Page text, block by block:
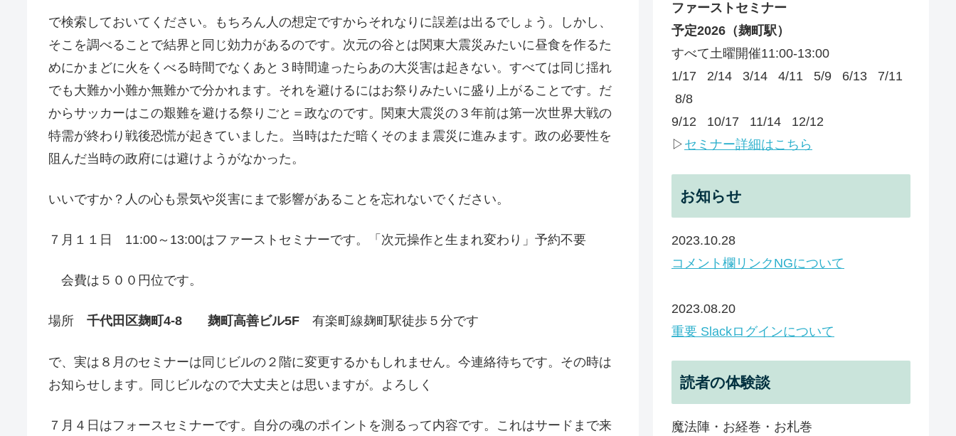
で検索しておいてください。もちろん人の想定ですからそれなりに誤差は出るでしょう。しかし、
そこを調べることで結界と同じ効力があるのです。次元の谷とは関東大震災みたいに昼食を作るた
めにかまどに火をくべる時間でなくあと３時間違ったらあの大災害は起きない。すべては同じ揺れ
でも大難か小難か無難かで分かれます。それを避けるにはお祭りみたいに盛り上がることです。だ
からサッカーはこの艱難を避ける祭りごと＝政なのです。関東大震災の３年前は第一次世界大戦の
特需が終わり戦後恐慌が起きていました。当時はただ暗くそのまま震災に進みます。政の必要性を
阻んだ当時の政府には避けようがなかった。
いいですか？人の心も景気や災害にまで影響があることを忘れないでください。
７月１１日 11:00～13:00はファーストセミナーです。「次元操作と生まれ変わり」予約不要
会費は５００円位です。
場所 千代田区麹町4-8 麹町高善ビル5F 有楽町線麹町駅徒歩５分です
で、実は８月のセミナーは同じビルの２階に変更するかもしれません。今連絡待ちです。その時は
お知らせします。同じビルなので大丈夫とは思いますが。よろしく
７月４日はフォースセミナーです。自分の魂のポイントを測るって内容です。これはサードまで来
ファーストセミナー
予定2026 （麹町駅）
すべて土曜開催11:00-13:00
1/17 2/14 3/14 4/11 5/9 6/13 7/11
8/8
9/12 10/17 11/14 12/12
▷ セミナー詳細はこちら
お知らせ
2023.10.28
コメント欄リンクNGについて
2023.08.20
重要 Slackログインについて
読者の体験談
魔法陣・お経巻・お札巻